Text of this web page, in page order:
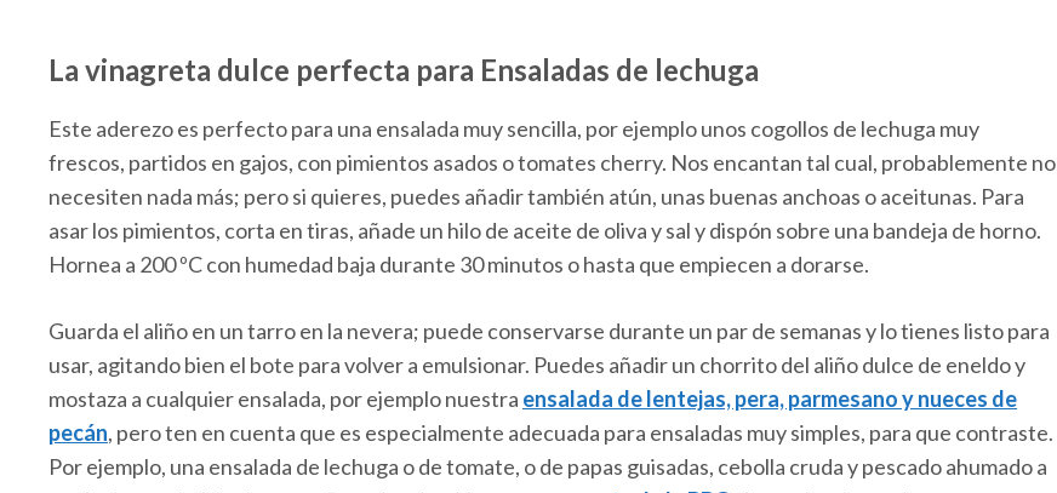
La vinagreta dulce perfecta para Ensaladas de lechuga
Este aderezo es perfecto para una ensalada muy sencilla, por ejemplo unos cogollos de lechuga muy
frescos, partidos en gajos, con pimientos asados o tomates cherry. Nos encantan tal cual, probablemente no
necesiten nada más; pero si quieres, puedes añadir también atún, unas buenas anchoas o aceitunas. Para
asar los pimientos, corta en tiras, añade un hilo de aceite de oliva y sal y dispón sobre una bandeja de horno.
Hornea a 200 ºC con humedad baja durante 30 minutos o hasta que empiecen a dorarse.
Guarda el aliño en un tarro en la nevera; puede conservarse durante un par de semanas y lo tienes listo para
usar, agitando bien el bote para volver a emulsionar. Puedes añadir un chorrito del aliño dulce de eneldo y
mostaza a cualquier ensalada, por ejemplo nuestra ensalada de lentejas, pera, parmesano y nueces de
pecán, pero ten en cuenta que es especialmente adecuada para ensaladas muy simples, para que contraste.
Por ejemplo, una ensalada de lechuga o de tomate, o de papas guisadas, cebolla cruda y pescado ahumado a